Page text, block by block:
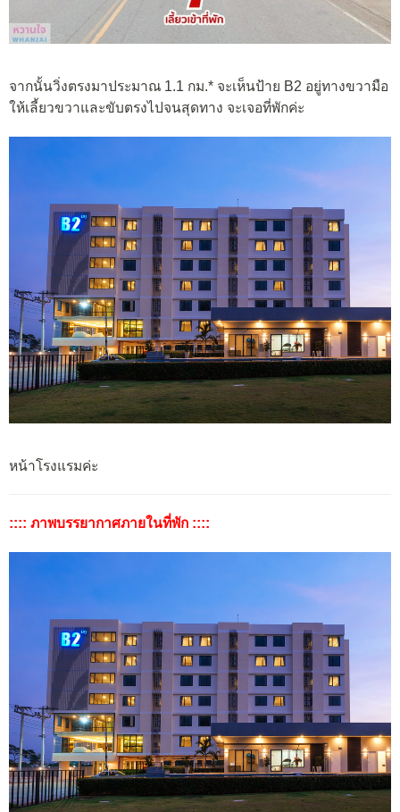
จากนั้นวิ่งตรงมาประมาณ 1.1 กม.* จะเห็นป้าย B2 อยู่ทางขวามือ
ให้เลี้ยวขวาและขับตรงไปจนสุดทาง จะเจอที่พักค่ะ
หน้าโรงแรมค่ะ
:::: ภาพบรรยากาศภายในที่พัก ::::